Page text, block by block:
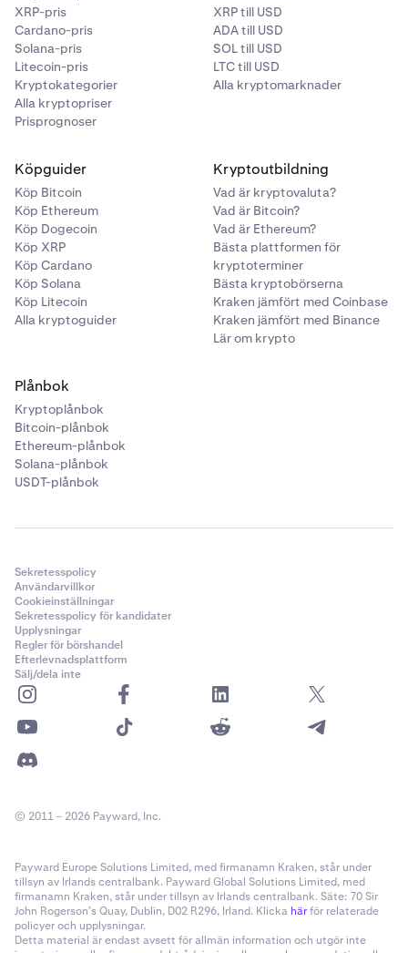
XRP-pris
Cardano-pris
Solana-pris
Litecoin-pris
Kryptokategorier
Alla kryptopriser
Prisprognoser
XRP till USD
ADA till USD
SOL till USD
LTC till USD
Alla kryptomarknader
Köpguider
Köp Bitcoin
Köp Ethereum
Köp Dogecoin
Köp XRP
Köp Cardano
Köp Solana
Köp Litecoin
Alla kryptoguider
Kryptoutbildning
Vad är kryptovaluta?
Vad är Bitcoin?
Vad är Ethereum?
Bästa plattformen för
kryptoterminer
Bästa kryptobörserna
Kraken jämfört med Coinbase
Kraken jämfört med Binance
Lär om krypto
Plånbok
Kryptoplånbok
Bitcoin-plånbok
Ethereum-plånbok
Solana-plånbok
USDT-plånbok
Sekretesspolicy
Användarvillkor
Cookieinställningar
Sekretesspolicy för kandidater
Upplysningar
Regler för börshandel
Efterlevnadsplattform
Sälj/dela inte
© 2011 – 2026 Payward, Inc.
Payward Europe Solutions Limited, med firmanamn Kraken, står under
tillsyn av Irlands centralbank. Payward Global Solutions Limited, med
firmanamn Kraken, står under tillsyn av Irlands centralbank. Säte: 70 Sir
John Rogerson’s Quay, Dublin, D02 R296, Irland. Klicka härför relaterade
policyer och upplysningar.
Detta material är endast avsett för allmän information och utgör inte